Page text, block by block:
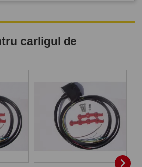
carligul de
